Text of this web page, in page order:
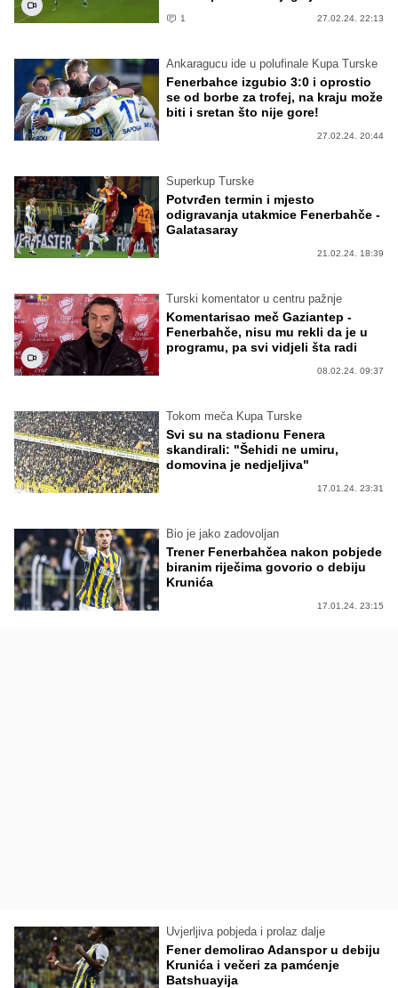
1 27.02.24. 22:13
Ankaragucu ide u polufinale Kupa Turske
Fenerbahce izgubio 3:0 i oprostio
se od borbe za trofej, na kraju može
biti i sretan što nije gore!
27.02.24. 20:44
Superkup Turske
Potvrđen termin i mjesto
odigravanja utakmice Fenerbahče -
Galatasaray
21.02.24. 18:39
Turski komentator u centru pažnje
Komentarisao meč Gaziantep -
Fenerbahče, nisu mu rekli da je u
programu, pa svi vidjeli šta radi
08.02.24. 09:37
Tokom meča Kupa Turske
Svi su na stadionu Fenera
skandirali: "Šehidi ne umiru,
domovina je nedjeljiva"
17.01.24. 23:31
Bio je jako zadovoljan
Trener Fenerbahčea nakon pobjede
biranim riječima govorio o debiju
Krunića
17.01.24. 23:15
Uvjerljiva pobjeda i prolaz dalje
Fener demolirao Adanspor u debiju
Krunića i večeri za pamćenje
Batshuayija